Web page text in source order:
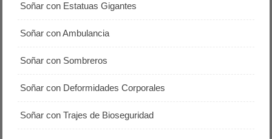
Soñar con Estatuas Gigantes
Soñar con Ambulancia
Soñar con Sombreros
Soñar con Deformidades Corporales
Soñar con Trajes de Bioseguridad